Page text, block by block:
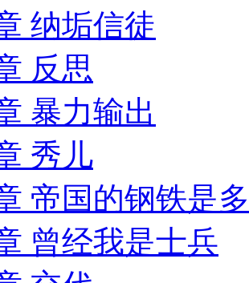
纳垢信徒
反思
暴力输出
秀儿
帝国的钢铁是
曾经我是士兵